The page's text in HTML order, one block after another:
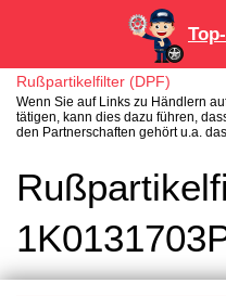
Rußpartikelfilter (DPF)
Wenn Sie auf Links zu Händlern
tätigen, kann dies dazu führen,
den Partnerschaften gehört u.a.